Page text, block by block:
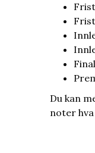
Du kan
noter